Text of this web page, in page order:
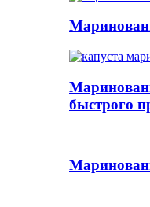
быстрого